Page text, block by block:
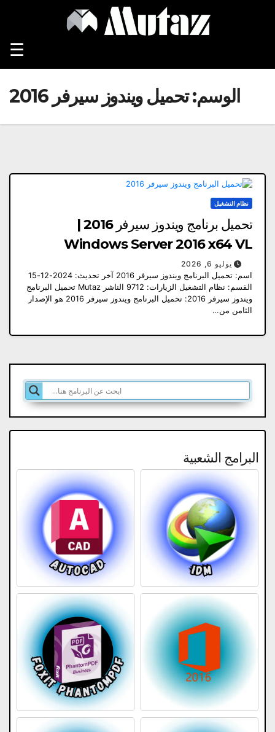
☰
الوسم:تحميل ويندوز سيرفر 2016
نظام التشغيل
تحميل برنامج ويندوز سيرفر 2016 |
Windows Server 2016 x64 VL
يوليو 6, 2026
اسم: تحميل البرنامج ويندوز سيرفر 2016 آخر تحديث: 2024-12-15
القسم: نظام التشغيل الزيارات: 9712 الناشر Mutaz تحميل البرنامج
ويندوز سيرفر 2016: تحميل البرنامج ويندوز سيرفر 2016 هو الإصدار
الثامن من…
البرامج الشعبية